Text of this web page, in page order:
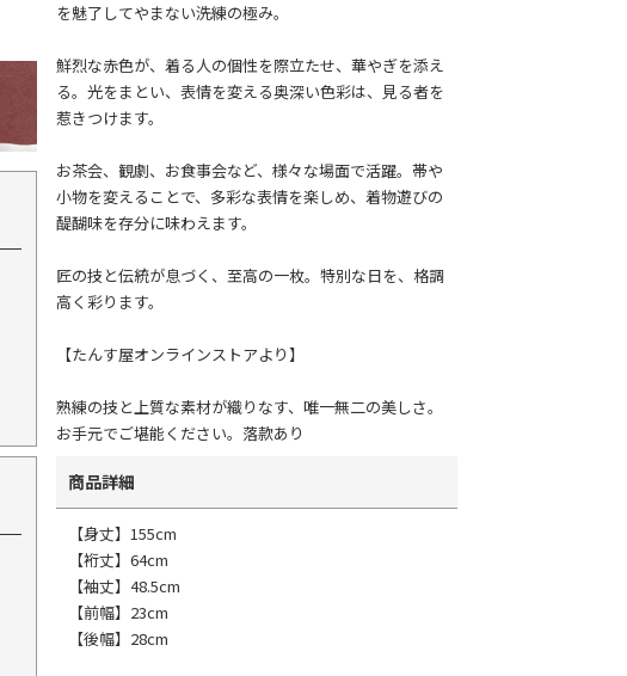
を魅了してやまない洗練の極み。
鮮烈な赤色が、着る人の個性を際立たせ、華やぎを添え
る。光をまとい、表情を変える奥深い色彩は、見る者を
惹きつけます。
お茶会、観劇、お食事会など、様々な場面で活躍。帯や
小物を変えることで、多彩な表情を楽しめ、着物遊びの
醍醐味を存分に味わえます。
匠の技と伝統が息づく、至高の一枚。特別な日を、格調
高く彩ります。
【たんす屋オンラインストアより】
熟練の技と上質な素材が織りなす、唯一無二の美しさ。
お手元でご堪能ください。落款あり
商品詳細
【身丈】155cm
【裄丈】64cm
【袖丈】48.5cm
【前幅】23cm
【後幅】28cm